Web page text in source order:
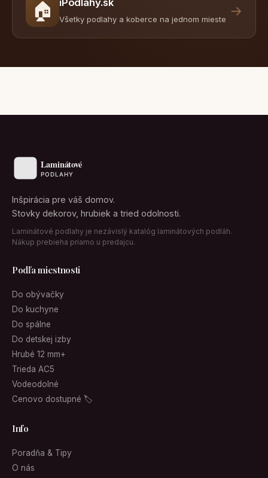
🏠 Všetky podlahy a koberce na jednom mieste
→
Inšpirácia pre váš domov.
Stovky dekorov, hrubiek a tried odolnosti.
Laminátové podlahy je nezávislý katalóg laminátových podláh.
Nákup prebieha priamo u predajcu.
Podľa miestnosti
Do obývačky
Do kuchyne
Do spálne
Do detskej izby
Hrubé 12 mm+
Trieda AC5
Vodeodolné
Cenovo dostupné 🏷
Info
Poradňa & Tipy
O nás